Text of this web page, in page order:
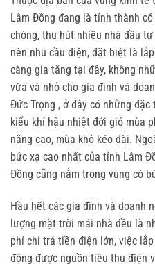
Lâm Đồng đang là tỉnh thành
chóng, thu hút nhiều nhà đầu
nên nhu cầu điện, đặt biệt là
càng gia tăng tại đây, không
vừa và nhỏ cho gia đình và
Đức Trọng , ở đây có những
kiểu khí hậu nhiệt đới gió mùa
nắng cao, mùa khô kéo dài.
bức xạ cao nhất của tỉnh Lâm
Đồng cũng nằm trong vùng có
Hầu hết các gia đình và doanh
lượng mặt trời mái nhà đều là
phí chi trả tiền điện lớn, việc
động được nguồn tiêu thụ điện